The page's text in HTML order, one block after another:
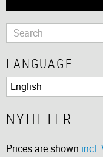
LANGUAGE
NYHETER
Prices are shown incl.